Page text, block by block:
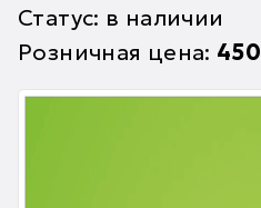
Статус: в наличии
Розничная цена: 450